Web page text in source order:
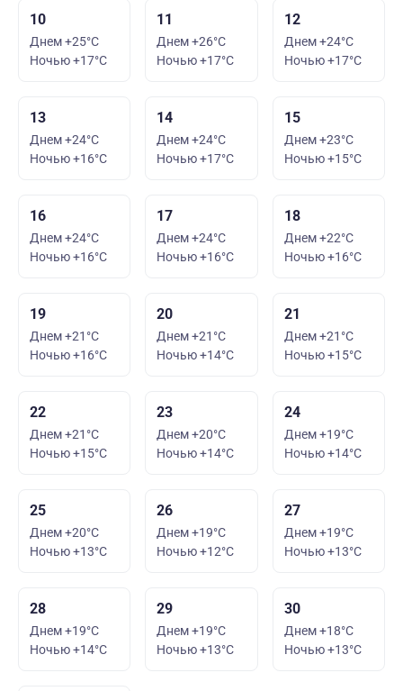
10
Днем +25°C
Ночью +17°C
11
Днем +26°C
Ночью +17°C
12
Днем +24°C
Ночью +17°C
13
Днем +24°C
Ночью +16°C
14
Днем +24°C
Ночью +17°C
15
Днем +23°C
Ночью +15°C
16
Днем +24°C
Ночью +16°C
17
Днем +24°C
Ночью +16°C
18
Днем +22°C
Ночью +16°C
19
Днем +21°C
Ночью +16°C
20
Днем +21°C
Ночью +14°C
21
Днем +21°C
Ночью +15°C
22
Днем +21°C
Ночью +15°C
23
Днем +20°C
Ночью +14°C
24
Днем +19°C
Ночью +14°C
25
Днем +20°C
Ночью +13°C
26
Днем +19°C
Ночью +12°C
27
Днем +19°C
Ночью +13°C
28
Днем +19°C
Ночью +14°C
29
Днем +19°C
Ночью +13°C
30
Днем +18°C
Ночью +13°C